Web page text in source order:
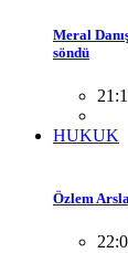
Meral
söndü
HUKUK
Özlem